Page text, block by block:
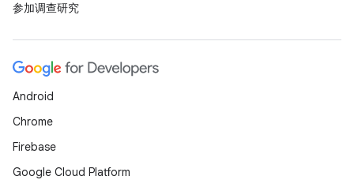
参加调查研究
Android
Chrome
Firebase
Google Cloud Platform